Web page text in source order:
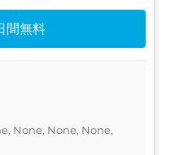
間無料
None, None, None,